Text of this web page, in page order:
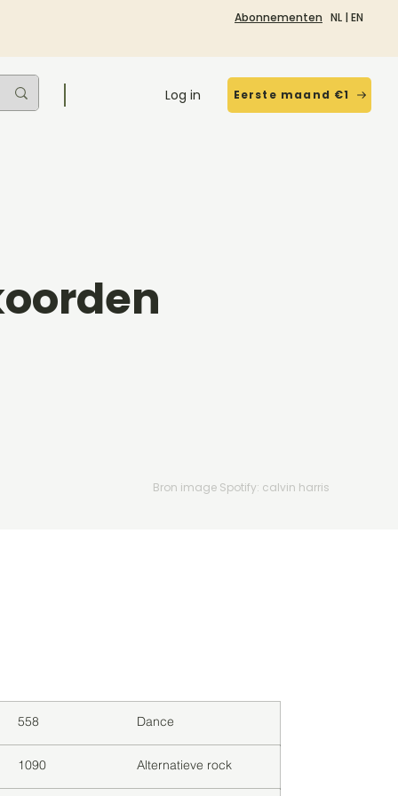
Abonnementen NL | EN
Log in Eerste maand €1
Bron image Spotify: calvin harris
558 Dance
1090 Alternatieve rock